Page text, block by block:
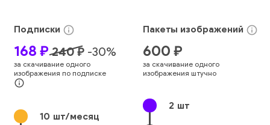
Подписки info_outline
168 ₽ 240₽ -30%
за скачивание одного
изображения по подписке
info_outline
10 шт/месяц
Пакеты изображений info_outline
600 ₽
за скачивание одного
изображения штучно
2 шт